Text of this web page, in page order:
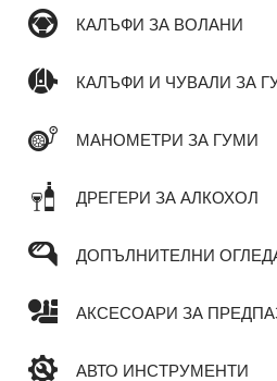
КАЛЪФИ ЗА ВОЛАНИ
КАЛЪФИ И ЧУВАЛИ ЗА
МАНОМЕТРИ ЗА ГУМИ
ДРЕГЕРИ ЗА АЛКОХОЛ
ДОПЪЛНИТЕЛНИ
АКСЕСОАРИ ЗА
АВТО ИНСТРУМЕНТИ